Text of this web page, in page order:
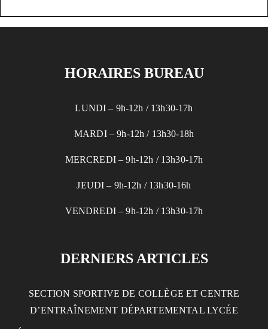
HORAIRES BUREAU
LUNDI – 9h-12h / 13h30-17h
MARDI – 9h-12h / 13h30-18h
MERCREDI – 9h-12h / 13h30-17h
JEUDI – 9h-12h / 13h30-16h
VENDREDI – 9h-12h / 13h30-17h
DERNIERS ARTICLES
SECTION SPORTIVE DE COLLÈGE ET CENTRE
D’ENTRAÎNEMENT DÉPARTEMENTAL LYCÉE